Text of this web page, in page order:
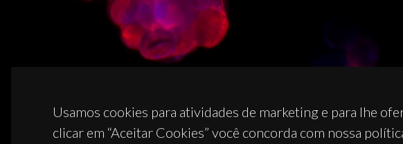
Usamos cookies para atividades de marketing e para lhe
clicar em “Aceitar Cookies” você concorda com nossa